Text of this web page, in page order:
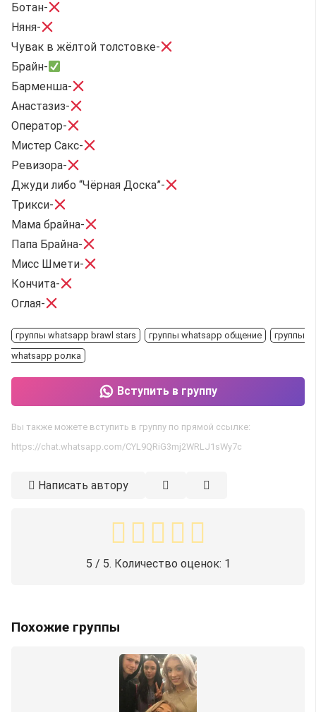
Ботан-
Няня-
Чувак в жëлтой толстовке-
Брайн-
Барменша-
Анастазиз-
Оператор-
Мистер Сакс-
Ревизора-
Джуди либо “Чёрная Доска”-
Трикси-
Мама брайна-
Папа Брайна-
Мисс Шмети-
Кончита-
Оглая-
группы whatsapp brawl stars группы whatsapp общение
группы
whatsapp ролка
Вступить в группу
Вы также можете вступить в группу по прямой ссылке:
https://chat.whatsapp.com/CYL9QRiG3mj2WRLJ1sWy7c
Написать автору
5 / 5. Количество оценок: 1
Похожие группы